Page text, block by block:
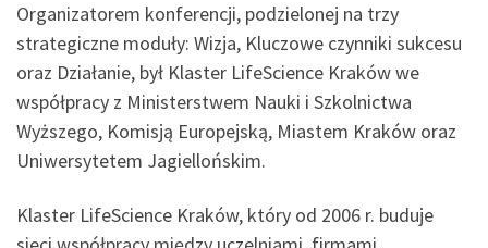
Organizatorem konferencji, podzielonej na trzy
strategiczne moduły: Wizja, Kluczowe czynniki sukcesu
oraz Działanie, był Klaster LifeScience Kraków we
współpracy z Ministerstwem Nauki i Szkolnictwa
Wyższego, Komisją Europejską, Miastem Kraków oraz
Uniwersytetem Jagiellońskim.
Klaster LifeScience Kraków, który od 2006 r. buduje